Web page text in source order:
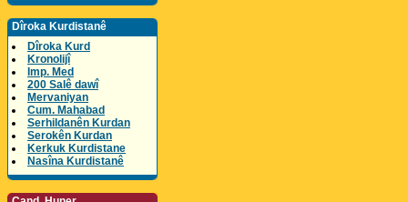
Dîroka Kurdistanê
Dîroka Kurd
Kronolijî
Imp. Med
200 Salê dawî
Mervaniyan
Cum. Mahabad
Serhildanên Kurdan
Serokên Kurdan
Kerkuk Kurdistane
Nasîna Kurdistanê